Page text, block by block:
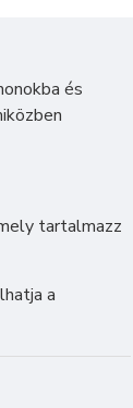
és
tartalmazz
a